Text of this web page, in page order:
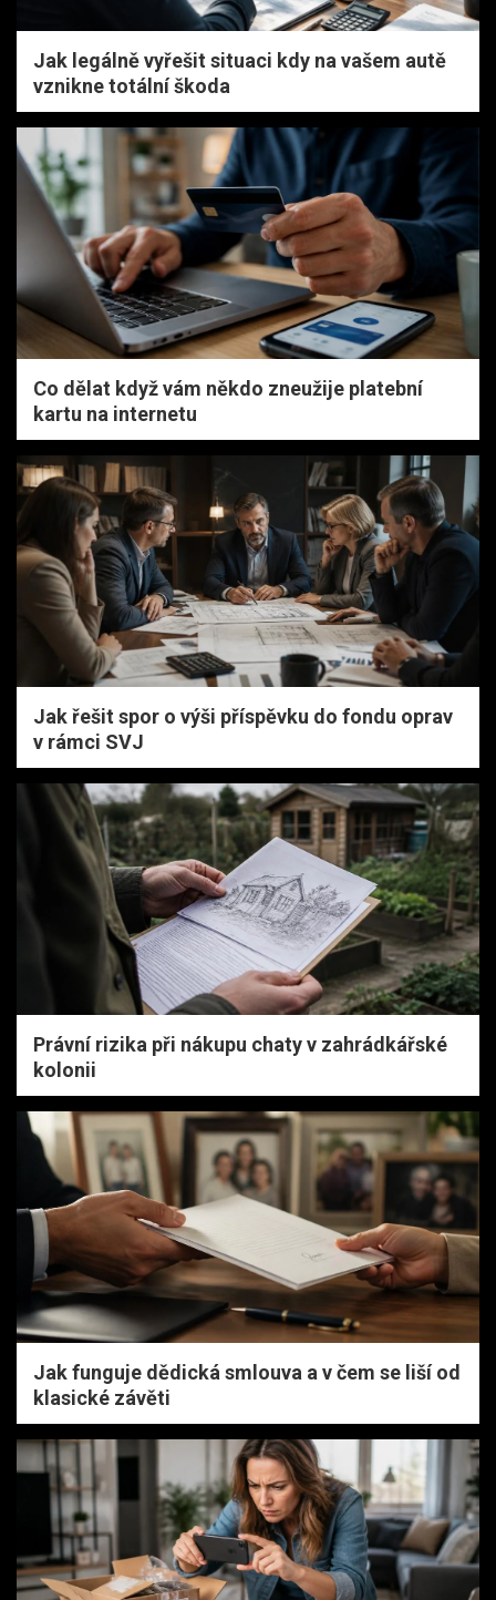
Jak legálně vyřešit situaci kdy na vašem autě
vznikne totální škoda
Co dělat když vám někdo zneužije platební
kartu na internetu
Jak řešit spor o výši příspěvku do fondu oprav
v rámci SVJ
Právní rizika při nákupu chaty v zahrádkářské
kolonii
Jak funguje dědická smlouva a v čem se liší od
klasické závěti